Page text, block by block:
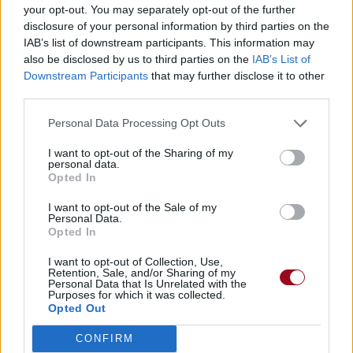
your opt-out. You may separately opt-out of the further
disclosure of your personal information by third parties on the
IAB’s list of downstream participants. This information may
also be disclosed by us to third parties on the IAB’s List of
Downstream Participants that may further disclose it to other
Personal Data Processing Opt Outs
I want to opt-out of the Sharing of my
personal data.
Opted In
I want to opt-out of the Sale of my
Personal Data.
Opted In
I want to opt-out of Collection, Use,
Retention, Sale, and/or Sharing of my
Personal Data that Is Unrelated with the
Purposes for which it was collected.
Opted Out
CONFIRM
Paroles + Traduction Téléchargement
Dire «merci» pour cette traduction Corriger une erreur